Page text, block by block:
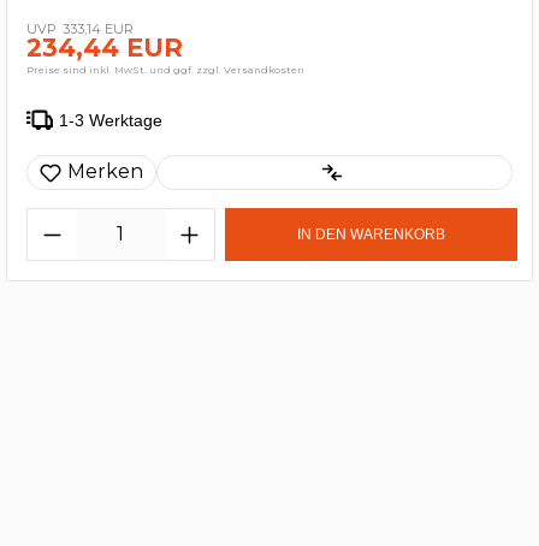
333,14 EUR
234,44 EUR
Preise sind inkl. MwSt. und ggf. zzgl. Versandkosten
1-3 Werktage
Merken
IN DEN WARENKORB